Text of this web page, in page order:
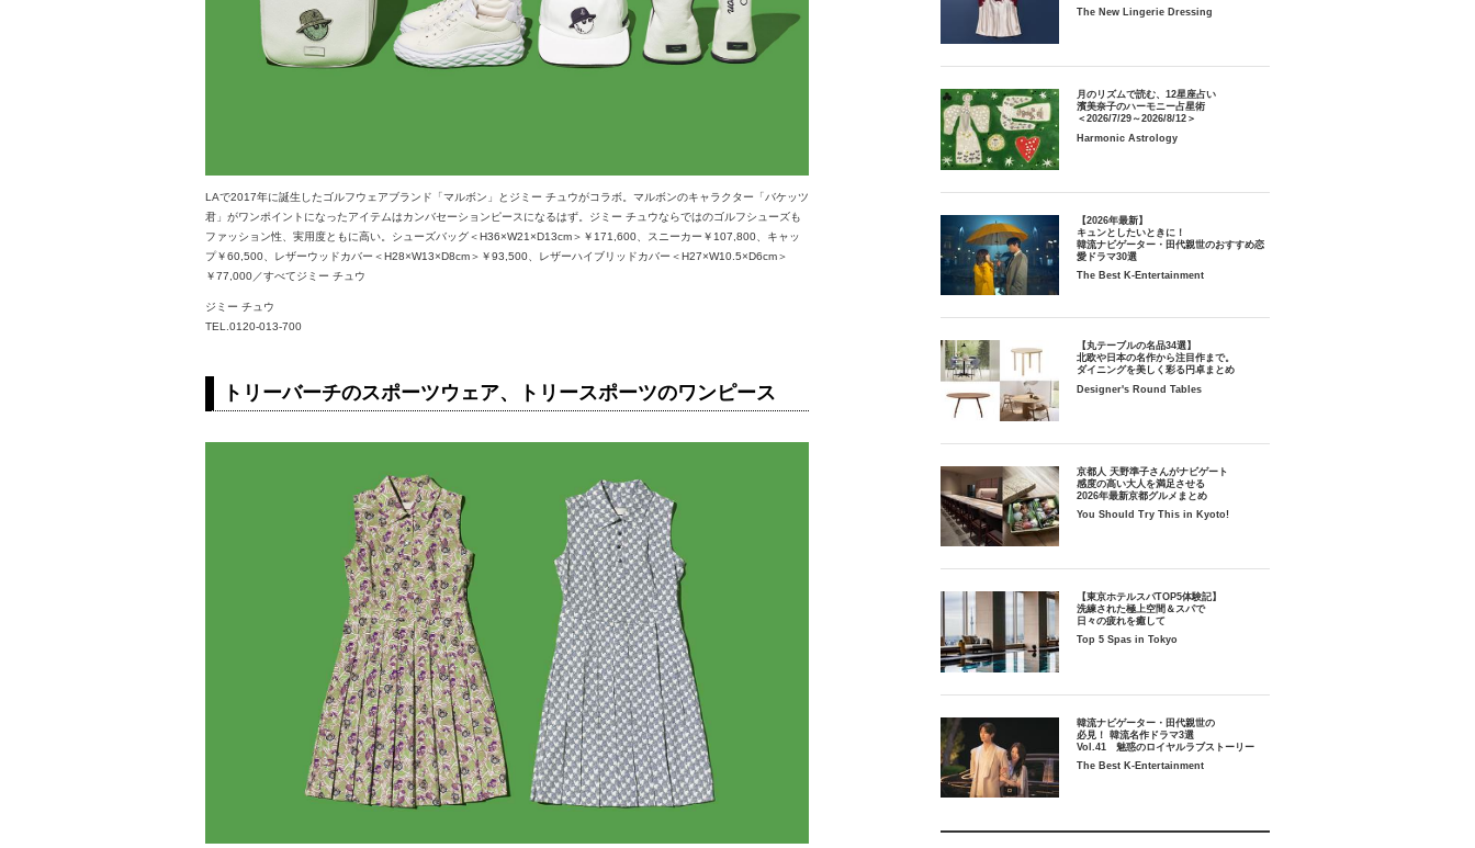
LAで2017年に誕生したゴルフウェアブランド「マルボン」とジミー チュウがコラボ。マルボンのキャラクター「バケッツ
君」がワンポイントになったアイテムはカンバセーションピースになるはず。ジミー チュウならではのゴルフシューズも
ファッション性、実用度ともに高い。シューズバッグ＜H36×W21×D13cm＞￥171,600、スニーカー￥107,800、キャッ
プ￥60,500、レザーウッドカバー＜H28×W13×D8cm＞￥93,500、レザーハイブリッドカバー＜H27×W10.5×D6cm＞
￥77,000／すべてジミー チュウ
ジミー チュウ
TEL.0120-013-700
トリーバーチのスポーツウェア、トリースポーツのワンピース
The New Lingerie Dressing
月のリズムで読む、12星座占い
濱美奈子のハーモニー占星術
＜2026/7/29～2026/8/12＞
Harmonic Astrology
【2026年最新】
キュンとしたいときに！
韓流ナビゲーター・田代親世のおすすめ恋
愛ドラマ30選
The Best K-Entertainment
【丸テーブルの名品34選】
北欧や日本の名作から注目作まで。
ダイニングを美しく彩る円卓まとめ
Designer's Round Tables
京都人 天野準子さんがナビゲート
感度の高い大人を満足させる
2026年最新京都グルメまとめ
You Should Try This in Kyoto!
【東京ホテルスパTOP5体験記】
洗練された極上空間＆スパで
日々の疲れを癒して
Top 5 Spas in Tokyo
韓流ナビゲーター・田代親世の
必見！ 韓流名作ドラマ3選
Vol.41 魅惑のロイヤルラブストーリー
The Best K-Entertainment